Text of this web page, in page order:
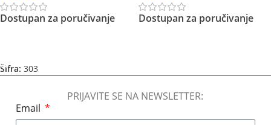
Dostupan za poručivanje
Šifra: 303
Dostupan za poručivanje
PRIJAVITE SE NA NEWSLETTER:
Email